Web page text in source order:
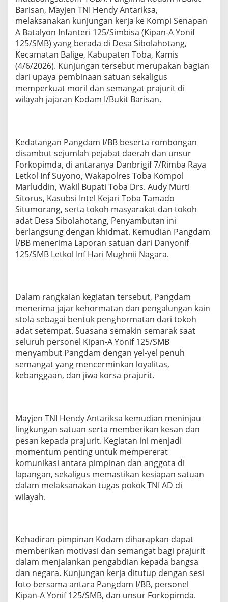
a
M
o
r
i
l
d
a
n
S
i
t
a
s
P
r
a
j
u
r
t
Barisan, Mayjen TNI Hendy Antariksa,
melaksanakan kunjungan kerja ke Kompi Senapan
A Batalyon Infanteri 125/Simbisa (Kipan-A Yonif
125/SMB) yang berada di Desa Sibolahotang,
Kecamatan Balige, Kabupaten Toba, Kamis
(4/6/2026). Kunjungan tersebut merupakan bagian
dari upaya pembinaan satuan sekaligus
memperkuat moril dan semangat prajurit di
wilayah jajaran Kodam I/Bukit Barisan.
Kedatangan Pangdam I/BB beserta rombongan
disambut sejumlah pejabat daerah dan unsur
Forkopimda, di antaranya Danbrigif 7/Rimba Raya
Letkol Inf Suyono, Wakapolres Toba Kompol
Marluddin, Wakil Bupati Toba Drs. Audy Murti
Sitorus, Kasubsi Intel Kejari Toba Tamado
Situmorang, serta tokoh masyarakat dan tokoh
adat Desa Sibolahotang, Penyambutan ini
berlangsung dengan khidmat. Kemudian Pangdam
l/BB menerima Laporan satuan dari Danyonif
125/SMB Letkol Inf Hari Mughnii Nagara.
Dalam rangkaian kegiatan tersebut, Pangdam
menerima jajar kehormatan dan pengalungan kain
stola sebagai bentuk penghormatan dari tokoh
adat setempat. Suasana semakin semarak saat
seluruh personel Kipan-A Yonif 125/SMB
menyambut Pangdam dengan yel-yel penuh
semangat yang mencerminkan loyalitas,
kebanggaan, dan jiwa korsa prajurit.
Mayjen TNI Hendy Antariksa kemudian meninjau
lingkungan satuan serta memberikan kesan dan
pesan kepada prajurit. Kegiatan ini menjadi
momentum penting untuk mempererat
komunikasi antara pimpinan dan anggota di
lapangan, sekaligus memastikan kesiapan satuan
dalam melaksanakan tugas pokok TNI AD di
wilayah.
Kehadiran pimpinan Kodam diharapkan dapat
memberikan motivasi dan semangat bagi prajurit
dalam menjalankan pengabdian kepada bangsa
dan negara. Kunjungan kerja ditutup dengan sesi
foto bersama antara Pangdam I/BB, personel
Kipan-A Yonif 125/SMB, dan unsur Forkopimda.